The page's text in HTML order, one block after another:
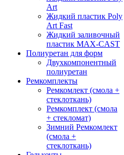
Art
Жидкий пластик Poly
Art Fast
Жидкий заливочный
пластик MAX-CAST
Полиуретан для форм
Двухкомпонентный
полиуретан
Ремкомплекты
Ремкомлект (смола +
стеклоткань)
Ремкомплект (смола
+ стекломат)
Зимний Ремкомлект
(смола +
стеклоткань)